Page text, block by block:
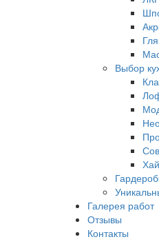
Выбор
Галерея работ
Отзывы
Контакты